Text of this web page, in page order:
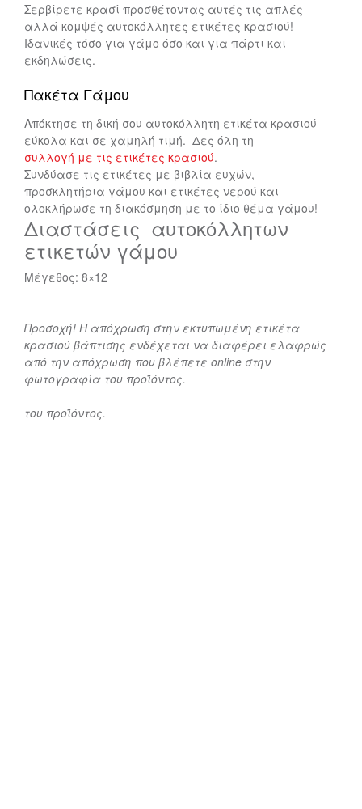
Σερβίρετε κρασί προσθέτοντας αυτές τις απλές
αλλά κομψές αυτοκόλλητες ετικέτες κρασιού!
Ιδανικές τόσο για γάμο όσο και για πάρτι και
εκδηλώσεις.
Πακέτα Γάμου
Απόκτησε τη δική σου αυτοκόλλητη ετικέτα κρασιού
εύκολα και σε χαμηλή τιμή. Δες όλη τη
συλλογή με τις ετικέτες κρασιού.
Συνδύασε τις ετικέτες με βιβλία ευχών,
προσκλητήρια γάμου και ετικέτες νερού και
ολοκλήρωσε τη διακόσμηση με το ίδιο θέμα γάμου!
Διαστάσεις αυτοκόλλητων
ετικετών γάμου
Μέγεθος: 8×12
Προσοχή! Η απόχρωση στην εκτυπωμένη ετικέτα
κρασιού βάπτισης ενδέχεται να διαφέρει ελαφρώς
από την απόχρωση που βλέπετε online στην
φωτογραφία του προϊόντος.
του προϊόντος.